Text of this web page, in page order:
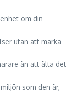
om din
utan att märka
än att älta det
som den är,